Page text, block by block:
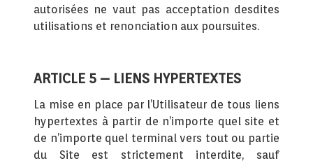
autorisées ne vaut pas acceptation desdites
utilisations et renonciation aux poursuites.
ARTICLE 5 – LIENS HYPERTEXTES
La mise en place par l’Utilisateur de tous liens
hypertextes à partir de n’importe quel site et
de n’importe quel terminal vers tout ou partie
du Site est strictement interdite, sauf